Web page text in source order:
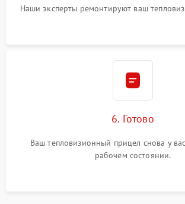
Наши эксперты ремонтируют ваш
6. Готово
Ваш тепловизионный прицел снова у
рабочем состоянии.